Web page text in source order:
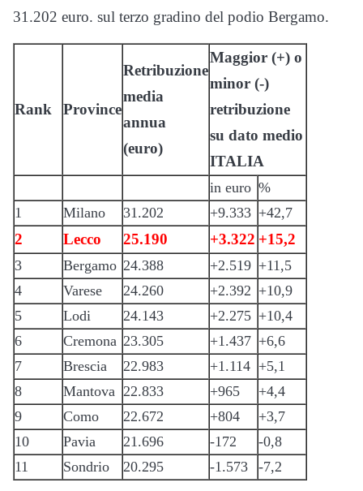
31.202 euro. sul terzo gradino del podio Bergamo.
Rank Province
Retribuzione
media
annua
(euro)
Maggior (+) o
minor (-)
retribuzione
su dato medio
ITALIA
in euro %
1
Milano 31.202 +9.333 +42,7
2 Lecco 25.190 +3.322 +15,2
3 Bergamo 24.388 +2.519 +11,5
4
Varese 24.260 +2.392 +10,9
5
Lodi 24.143 +2.275 +10,4
6
Cremona 23.305 +1.437 +6,6
7
Brescia 22.983 +1.114 +5,1
8
Mantova 22.833 +965
+4,4
9
Como 22.672 +804
+3,7
10
Pavia 21.696 -172
-0,8
11
Sondrio 20.295 -1.573 -7,2